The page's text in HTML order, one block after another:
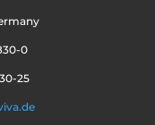
0
25